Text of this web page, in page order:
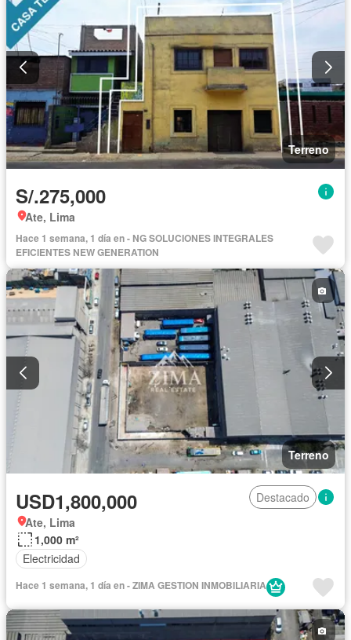
Terreno
S/.275,000
Ate, Lima
Hace 1 semana, 1 día en - NG SOLUCIONES INTEGRALES
EFICIENTES NEW GENERATION
Terreno
USD1,800,000
Destacado
Ate, Lima
1,000 m²
Electricidad
Hace 1 semana, 1 día en - ZIMA GESTION INMOBILIARIA